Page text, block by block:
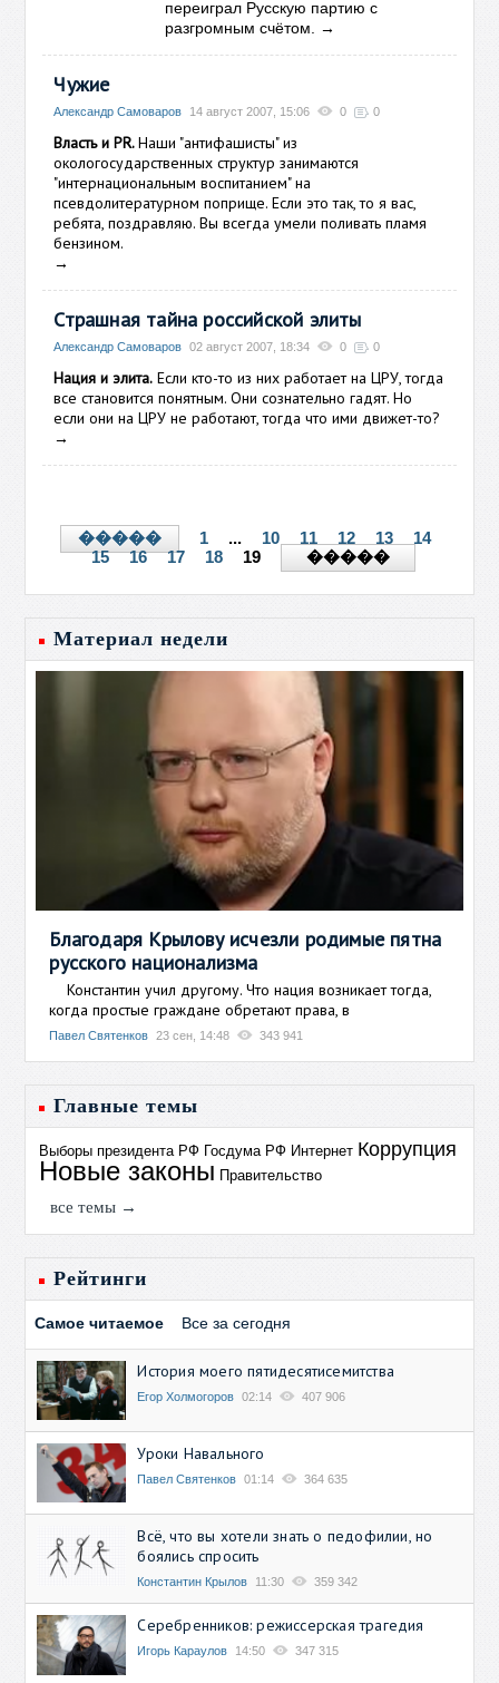
переиграл Русскую партию с
разгромным счётом.
→
Чужие
Александр Самоваров 14 август 2007, 15:06 0 0
Власть и PR.Наши "антифашисты" из
окологосударственных структур занимаются
"интернациональным воспитанием" на
псевдолитературном поприще. Если это так, то я вас,
ребята, поздравляю. Вы всегда умели поливать пламя
бензином.
→
Страшная тайна российской элиты
Александр Самоваров 02 август 2007, 18:34 0 0
Нация и элита. Если кто-то из них работает на ЦРУ, тогда
все становится понятным. Они сознательно гадят. Но
если они на ЦРУ не работают, тогда что ими движет-то?
→
����� 1 ... 10 11 12 13
14
15
16 17 18 19 �����
Материал недели
Благодаря Крылову исчезли родимые пятна
русского национализма
Константин учил другому. Что нация возникает тогда,
когда простые граждане обретают права, в
Павел Святенков 23 сен, 14:48 343 941
Главные темы
Выборы президента РФ Госдума РФ Интернет Коррупция
Новые законы Правительство
все темы →
Рейтинги
Самое читаемое Все за сегодня
История моего пятидесятисемитства
Егор Холмогоров 02:14 407 906
Уроки Навального
Павел Святенков 01:14 364 635
Всё, что вы хотели знать о педофилии, но
боялись спросить
Константин Крылов 11:30 359 342
Серебренников: режиссерская трагедия
Игорь Караулов 14:50 347 315